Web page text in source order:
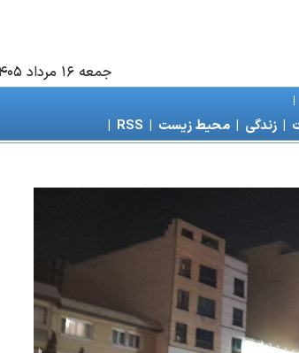
جمعه ۱۶ مرداد ۱۴۰۵
|
| زندگی | محیط زیست |
RSS
|